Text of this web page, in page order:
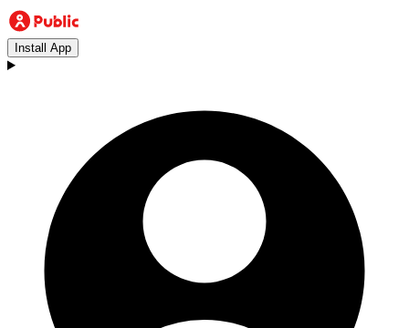
Install App